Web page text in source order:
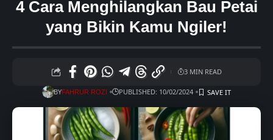
4 Cara Menghilangkan Bau Petai
yang Bikin Kamu Ngiler!
BYFAHRUR ROZI PUBLISHED: 10/02/2024
3 MIN READ